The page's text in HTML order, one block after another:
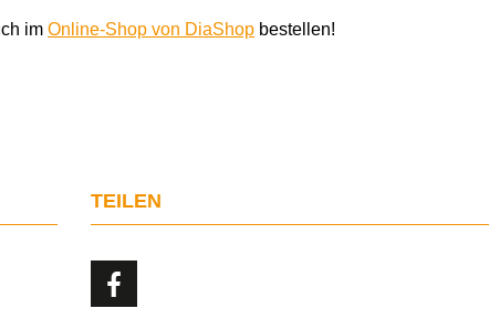
im Online-Shop von DiaShop bestellen!
TEILEN